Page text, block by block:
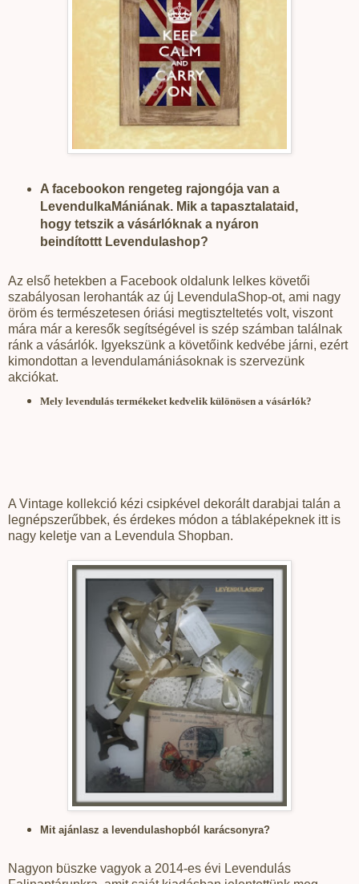
A facebookon rengeteg rajongója van a
LevendulkaMániának. Mik a tapasztalataid,
hogy tetszik a vásárlóknak a nyáron
beindítottt Levendulashop?
Az első hetekben a Facebook oldalunk lelkes követői
szabályosan lerohanták az új LevendulaShop-ot, ami nagy
öröm és természetesen óriási megtiszteltetés volt, viszont
mára már a keresők segítségével is szép számban találnak
ránk a vásárlók. Igyekszünk a követőink kedvébe járni, ezért
kimondottan a levendulamániásoknak is szervezünk
akciókat.
Mely levendulás termékeket kedvelik különösen a vásárlók?
A Vintage kollekció kézi csipkével dekorált darabjai talán a
legnépszerűbbek, és érdekes módon a táblaképeknek itt is
nagy keletje van a Levendula Shopban.
Mit ajánlasz a levendulashopból karácsonyra?
Nagyon büszke vagyok a 2014-es évi Levendulás